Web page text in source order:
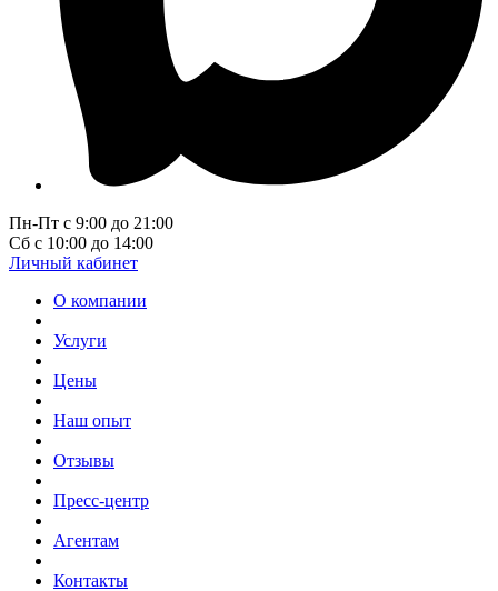
Пн-Пт с 9:00 до 21:00
Сб с 10:00 до 14:00
Личный кабинет
О компании
Услуги
Цены
Наш опыт
Отзывы
Пресс-центр
Агентам
Контакты